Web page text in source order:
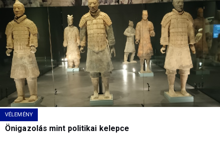
VÉLEMÉNY
Önigazolás mint politikai kelepce